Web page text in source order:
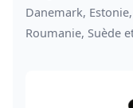
Danemark,
Roumanie, Suède